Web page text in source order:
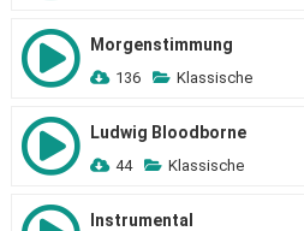
Morgenstimmung
136 Klassische
Ludwig Bloodborne
44 Klassische
Instrumental